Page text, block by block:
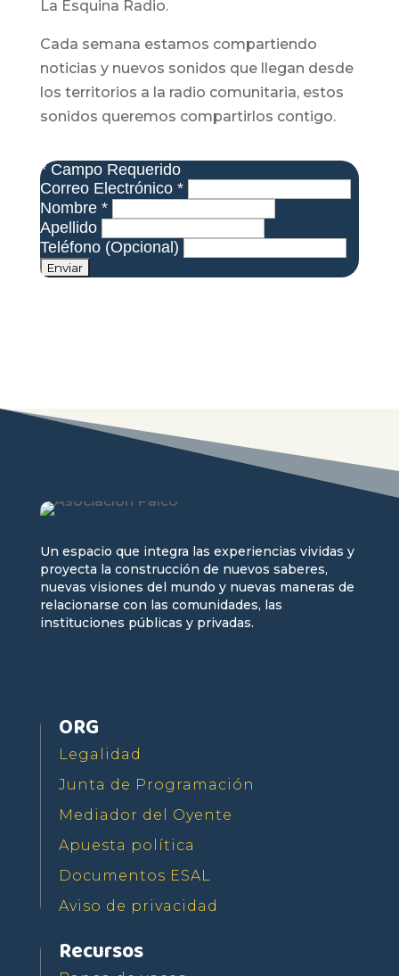
La Esquina Radio.
Cada semana estamos compartiendo
noticias y nuevos sonidos que llegan desde
los territorios a la radio comunitaria, estos
sonidos queremos compartirlos contigo.
*Campo Requerido
Correo Electrónico *
Nombre *
Apellido
Teléfono (Opcional)
Un espacio que integra las experiencias vividas y
proyecta la construcción de nuevos saberes,
nuevas visiones del mundo y nuevas maneras de
relacionarse con las comunidades, las
instituciones públicas y privadas.
ORG
Legalidad
Junta de Programación
Mediador del Oyente
Apuesta política
Documentos ESAL
Aviso de privacidad
Recursos